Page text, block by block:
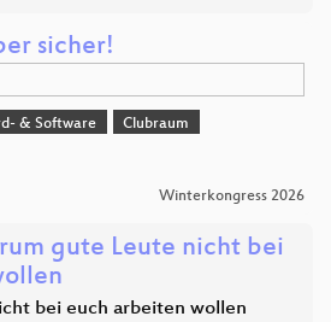
sicher!
& Software
Clubraum
Winterkongress 2026
gute Leute nicht bei
bei euch arbeiten wollen